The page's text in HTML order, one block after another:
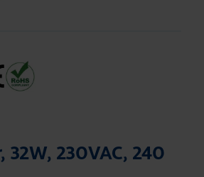
32W, 230VAC, 240